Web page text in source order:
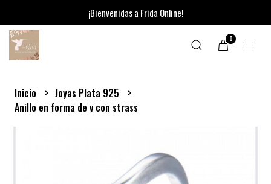
¡Bienvenidas a Frida Online!
0
Inicio
Joyas Plata 925
Anillo en forma de v con strass